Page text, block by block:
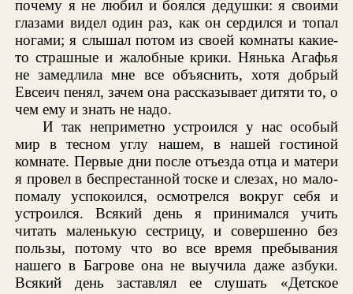
почему я не любил и боялся дедушки: я своими
глазами видел один раз, как он сердился и топал
ногами; я слышал потом из своей комнаты какие-
то страшные и жалобные крики. Нянька Агафья
не замедлила мне все объяснить, хотя добрый
Евсеич пенял, зачем она рассказывает дитяти то, о
чем ему и знать не надо.
И так неприметно устроился у нас особый
мир в тесном углу нашем, в нашей гостиной
комнате. Первые дни после отъезда отца и матери
я провел в беспрестанной тоске и слезах, но мало-
помалу успокоился, осмотрелся вокруг себя и
устроился. Всякий день я принимался учить
читать маленькую сестрицу, и совершенно без
пользы, потому что во все время пребывания
нашего в Багрове она не выучила даже азбуки.
Всякий день заставлял ее слушать «Детское